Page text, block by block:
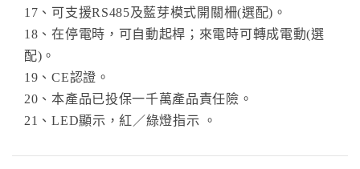
17、可支援RS485及藍芽模式開關柵(選配)。
18、在停電時，可自動起桿；來電時可轉成電動(選
配)。
19、CE認證。
20、本產品已投保一千萬產品責任險。
21、LED顯示，紅／綠燈指示 。